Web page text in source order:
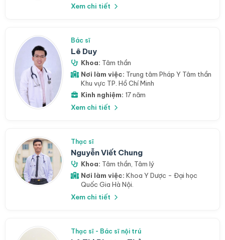
Xem chi tiết
Bác sĩ
Lê Duy
Khoa: Tâm thần
Nơi làm việc: Trung tâm Pháp Y Tâm thần
Khu vực TP. Hồ Chí Minh
Kinh nghiệm: 17 năm
Xem chi tiết
Thạc sĩ
Nguyễn Viết Chung
Khoa: Tâm thần, Tâm lý
Nơi làm việc: Khoa Y Dược - Đại học
Quốc Gia Hà Nội.
Xem chi tiết
Thạc sĩ - Bác sĩ nội trú